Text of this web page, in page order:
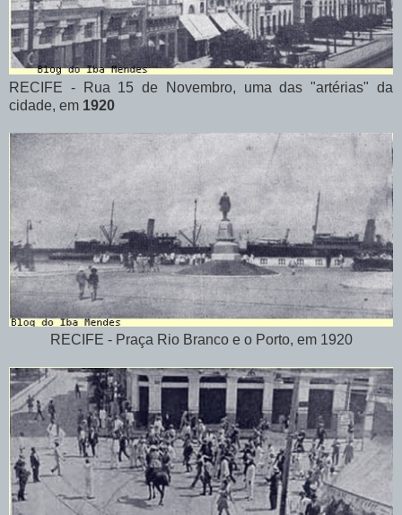
RECIFE - Rua 15 de Novembro, uma das "artérias" da
cidade, em 1920
RECIFE - Praça Rio Branco e o Porto, em 1920